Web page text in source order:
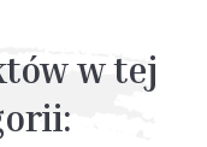
w tej